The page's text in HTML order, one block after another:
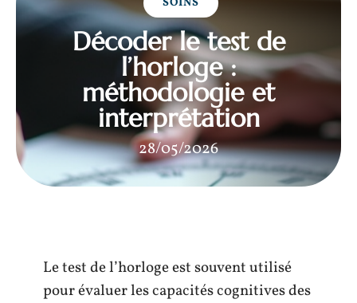
Décoder le test de
l’horloge :
méthodologie et
interprétation
28/05/2026
Le test de l’horloge est souvent utilisé
pour évaluer les capacités cognitives des